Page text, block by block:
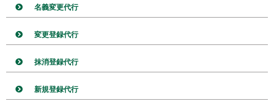
名義変更代行
変更登録代行
抹消登録代行
新規登録代行